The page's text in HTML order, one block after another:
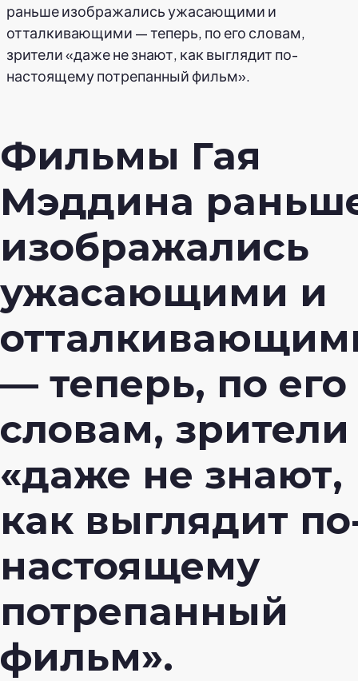
раньше изображались ужасающими и
отталкивающими — теперь, по его словам,
зрители «даже не знают, как выглядит по-
настоящему потрепанный фильм».
Фильмы Гая
Мэддина
изображались
ужасающими и
— теперь, по его
словам, зрители
«даже не знают,
как выглядит
настоящему
потрепанный
фильм».